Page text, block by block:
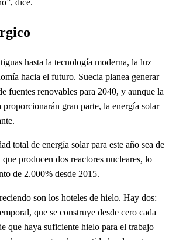
dice.
hasta la tecnología moderna, la luz
hacia el futuro. Suecia planea generar
fuentes renovables para 2040, y aunque la
gran parte, la energía solar
total de energía solar para este año sea de
producen dos reactores nucleares, lo
de 2.000% desde 2015.
son los hoteles de hielo. Hay dos:
que se construye desde cero cada
que haya suficiente hielo para el trabajo